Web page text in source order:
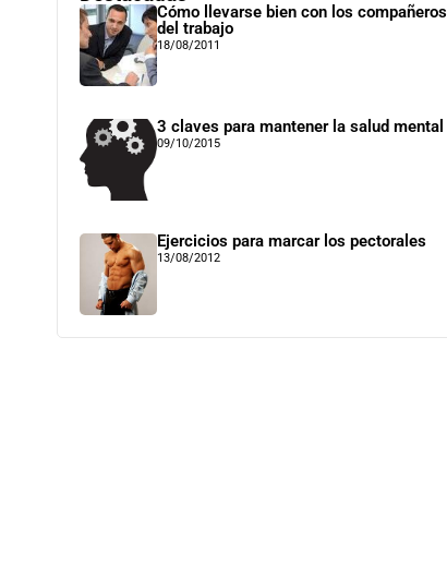
Cómo llevarse bien con los compañeros
del trabajo
18/08/2011
3 claves para mantener la salud mental
09/10/2015
Ejercicios para marcar los pectorales
13/08/2012